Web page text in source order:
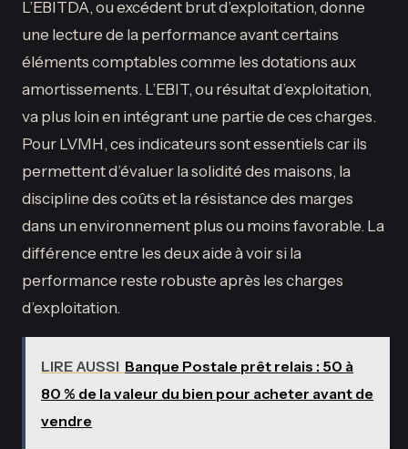
L’EBITDA, ou excédent brut d’exploitation, donne
une lecture de la performance avant certains
éléments comptables comme les dotations aux
amortissements. L’EBIT, ou résultat d’exploitation,
va plus loin en intégrant une partie de ces charges.
Pour LVMH, ces indicateurs sont essentiels car ils
permettent d’évaluer la solidité des maisons, la
discipline des coûts et la résistance des marges
dans un environnement plus ou moins favorable. La
différence entre les deux aide à voir si la
performance reste robuste après les charges
d’exploitation.
LIRE AUSSI Banque Postale prêt relais : 50 à
80 % de la valeur du bien pour acheter avant de
vendre